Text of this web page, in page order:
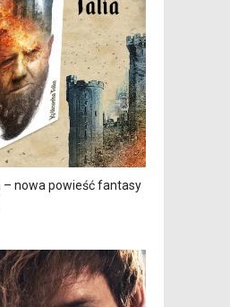
– nowa powieść fantasy